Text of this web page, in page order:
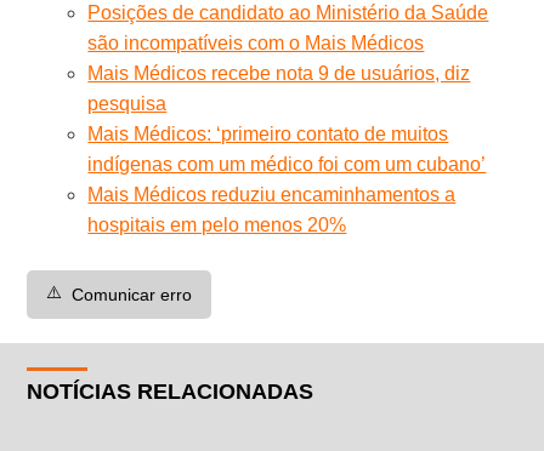
Posições de candidato ao Ministério da Saúde
são incompatíveis com o Mais Médicos
Mais Médicos recebe nota 9 de usuários, diz
pesquisa
Mais Médicos: ‘primeiro contato de muitos
indígenas com um médico foi com um cubano’
Mais Médicos reduziu encaminhamentos a
hospitais em pelo menos 20%
⚠️ Comunicar erro
NOTÍCIAS RELACIONADAS